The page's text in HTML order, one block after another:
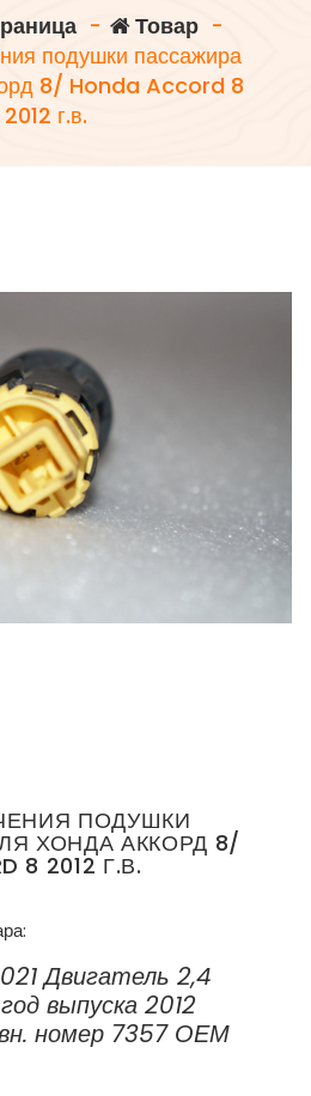
- Товар-
подушки пассажира
8/ Honda Accord 8
2012 г.в.
ПОДУШКИ
ХОНДА АККОРД 8/
8 2012 Г.В.
Двигатель 2,4
выпуска 2012
номер 7357 ОЕМ